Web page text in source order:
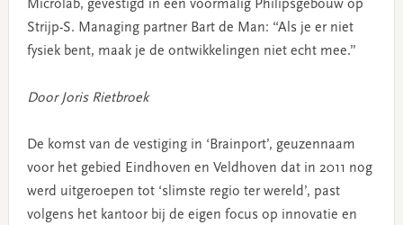
Microlab, gevestigd in een voormalig Philipsgebouw op
Strijp-S. Managing partner Bart de Man: “Als je er niet
fysiek bent, maak je de ontwikkelingen niet echt mee.”
Door Joris Rietbroek
De komst van de vestiging in ‘Brainport’, geuzennaam
voor het gebied Eindhoven en Veldhoven dat in 2011 nog
werd uitgeroepen tot ‘slimste regio ter wereld’, past
volgens het kantoor bij de eigen focus op innovatie en